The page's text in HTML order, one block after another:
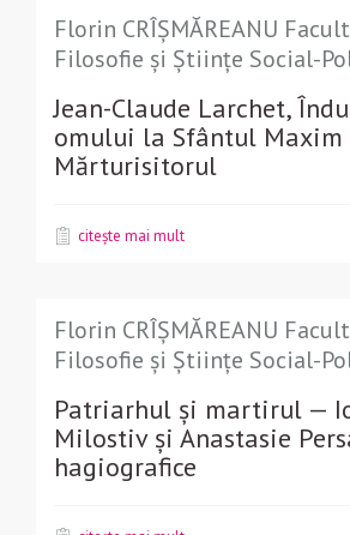
Florin CRÎȘMĂREANU
Filosofie și Științe Social-
Jean-Claude Larchet,
omului la Sfântul Maxim
Mărturisitorul
citește mai mult
Florin CRÎȘMĂREANU
Filosofie și Științe Social-
Patriarhul și martirul —
Milostiv și Anastasie
hagiografice